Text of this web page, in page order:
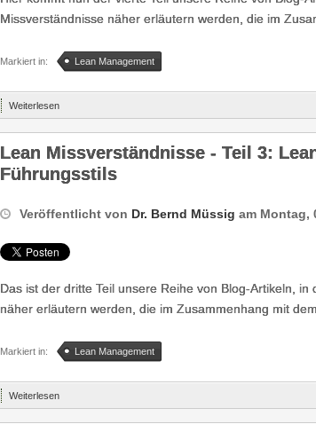
Missverständnisse näher erläutern werden, die im
Markiert in: Lean Management
Weiterlesen
Lean Missverständnisse - Teil 3:
Führungsstils
Veröffentlicht von Dr. Bernd Müssig am Montag,
Das ist der dritte Teil unsere Reihe von Blog-Artikeln,
näher erläutern werden, die im Zusammenhang mit
Markiert in: Lean Management
Weiterlesen